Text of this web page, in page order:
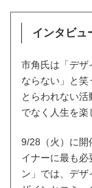
インタビュ
市角氏は「デザ
ならない」と笑
とらわれない
でなく人生を楽
9/28（火）に開
イナーに最も必
ン」では、デ